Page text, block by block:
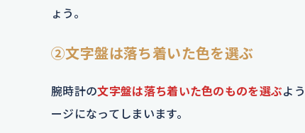
ょう。
②文字盤は落ち着いた色を選ぶ
腕時計の文字盤は落ち着いた色のものを選ぶよ
ージになってしまいます。